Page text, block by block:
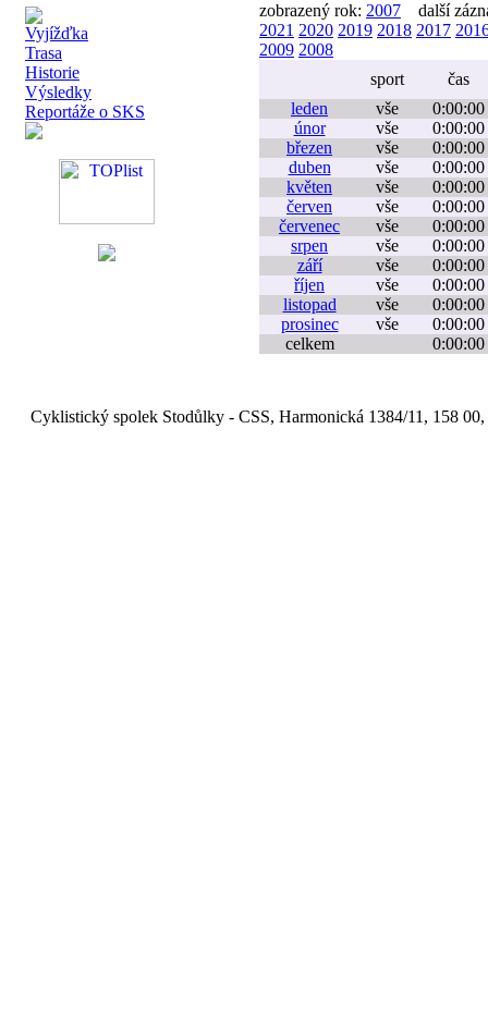
Vyjížďka
Trasa
Historie
Výsledky
Reportáže o SKS
zobrazený rok: 2007 další
2021 2020 2019 2018 2017
2009 2008
sport
čas
leden
vše
0:00:00
únor
vše
0:00:00
březen
vše
0:00:00
duben
vše
0:00:00
květen
vše
0:00:00
červen
vše
0:00:00
červenec
vše
0:00:00
srpen
vše
0:00:00
září
vše
0:00:00
říjen
vše
0:00:00
listopad
vše
0:00:00
prosinec
vše
0:00:00
celkem
0:00:00
Cyklistický spolek Stodůlky - CSS, Harmonická 1384/11, 158 00,